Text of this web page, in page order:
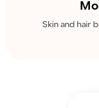
Skin and hair